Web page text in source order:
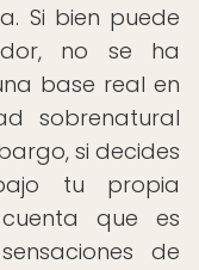
Si bien puede
no se ha
base real en
sobrenatural
si decides
tu propia
que es
de